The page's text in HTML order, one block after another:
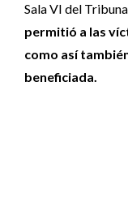
Sala VI del
permitió a las
como así
beneficiada.